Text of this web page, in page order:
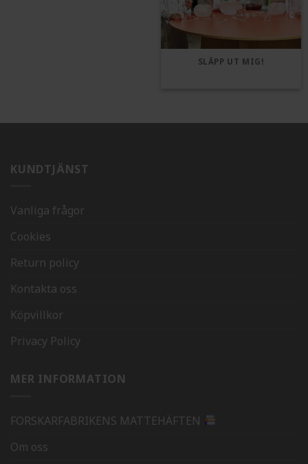
SLÄPP UT MIG!
KUNDTJÄNST
Vanliga frågor
Cookies
Return policy
Kontakta oss
Köpvillkor
Privacy Policy
MER INFORMATION
FORSKARFABRIKENS MATTEHÄFTEN
Om oss